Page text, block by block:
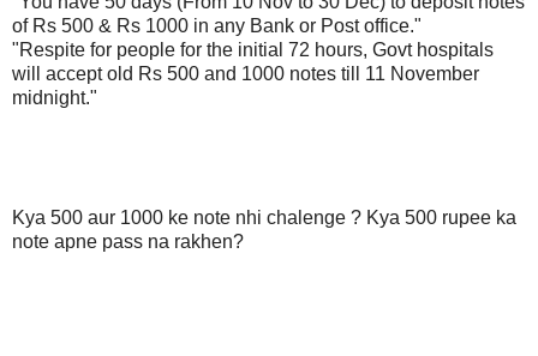
of Rs 500 & Rs 1000 in any Bank or Post office."
"Respite for people for the initial 72 hours, Govt hospitals
will accept old Rs 500 and 1000 notes till 11 November
midnight."
Kya 500 aur 1000 ke note nhi chalenge ? Kya 500 rupee ka
note apne pass na rakhen?